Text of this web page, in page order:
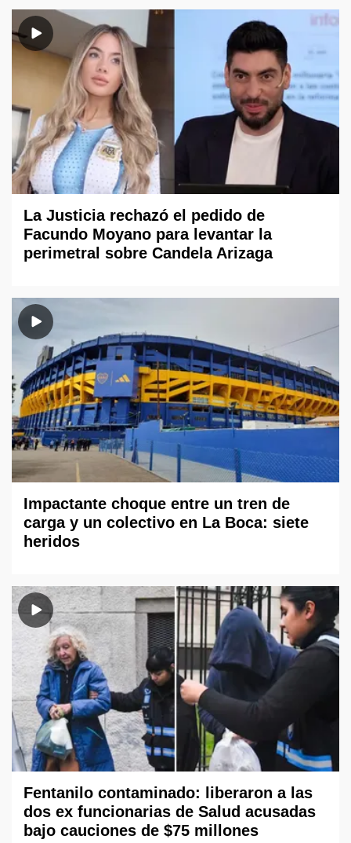
La Justicia rechazó el pedido de
Facundo Moyano para levantar la
perimetral sobre Candela Arizaga
Impactante choque entre un tren de
carga y un colectivo en La Boca: siete
heridos
Fentanilo contaminado: liberaron a las
dos ex funcionarias de Salud acusadas
bajo cauciones de $75 millones